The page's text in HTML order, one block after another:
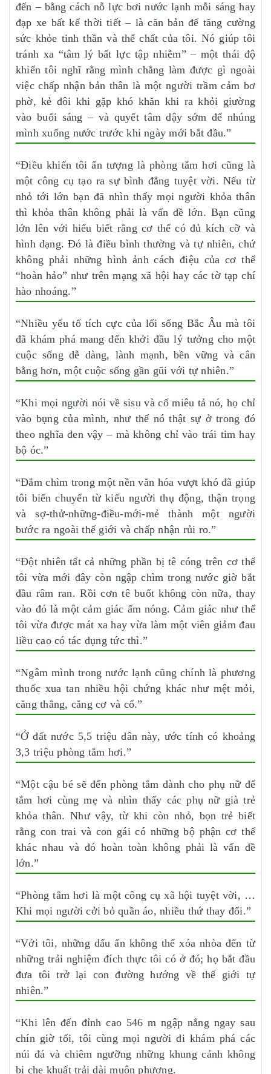
đến – bằng cách nỗ lực bơi nước lạnh mỗi sáng hay
đạp xe bất kể thời tiết – là căn bản để tăng cường
sức khỏe tinh thần và thể chất của tôi. Nó giúp tôi
tránh xa “tâm lý bất lực tập nhiễm” – một thái độ
khiến tôi nghĩ rằng mình chẳng làm được gì ngoài
việc chấp nhận bản thân là một người trầm cảm bơ
phờ, kẻ đôi khi gặp khó khăn khi ra khỏi giường
vào buổi sáng – và quyết tâm dậy sớm để nhúng
mình xuống nước trước khi ngày mới bắt đầu.”
“Điều khiến tôi ấn tượng là phòng tắm hơi cũng là
một công cụ tạo ra sự bình đẳng tuyệt vời. Nếu từ
nhỏ tới lớn bạn đã nhìn thấy mọi người khỏa thân
thì khỏa thân không phải là vấn đề lớn. Bạn cũng
lớn lên với hiểu biết rằng cơ thể có đủ kích cỡ và
hình dạng. Đó là điều bình thường và tự nhiên, chứ
không phải những hình ảnh cách điệu của cơ thể
“hoàn hảo” như trên mạng xã hội hay các tờ tạp chí
hào nhoáng.”
“Nhiều yếu tố tích cực của lối sống Bắc Âu mà tôi
đã khám phá mang đến khởi đầu lý tưởng cho một
cuộc sống dễ dàng, lành mạnh, bền vững và cân
bằng hơn, một cuộc sống gần gũi với tự nhiên.”
“Khi mọi người nói về sisu và cố miêu tả nó, họ chỉ
vào bụng của mình, như thế nó thật sự ở trong đó
theo nghĩa đen vậy – mà không chỉ vào trái tim hay
bộ óc.”
“Đắm chìm trong một nền văn hóa vượt khó đã giúp
tôi biến chuyển từ kiểu người thụ động, thận trọng
và sợ-thử-những-điều-mới-mẻ thành một người
bước ra ngoài thế giới và chấp nhận rủi ro.”
“Đột nhiên tất cả những phần bị tê cóng trên cơ thể
tôi vừa mới đây còn ngập chìm trong nước giờ bắt
đầu râm ran. Rồi cơn tê buốt không còn nữa, thay
vào đó là một cảm giác ấm nóng. Cảm giác như thể
tôi vừa được mát xa hay vừa làm một viên giảm đau
liều cao có tác dụng tức thì.”
“Ngâm mình trong nước lạnh cũng chính là phương
thuốc xua tan nhiều hội chứng khác như mệt mỏi,
căng thẳng, căng cơ và cổ.”
“Ở đất nước 5,5 triệu dân này, ước tính có khoảng
3,3 triệu phòng tắm hơi.”
“Một cậu bé sẽ đến phòng tắm dành cho phụ nữ để
tắm hơi cùng mẹ và nhìn thấy các phụ nữ già trẻ
khỏa thân. Như vậy, từ khi còn nhỏ, bọn trẻ biết
rằng con trai và con gái có những bộ phận cơ thể
khác nhau và đó hoàn toàn không phải là vấn đề
lớn.”
“Phòng tắm hơi là một công cụ xã hội tuyệt vời, …
Khi mọi người cởi bỏ quần áo, nhiều thứ thay đổi.”
“Với tôi, những dấu ấn không thể xóa nhòa đến từ
những trải nghiệm đích thực tôi có ở đó; họ bắt đầu
đưa tôi trở lại con đường hướng về thế giới tự
nhiên.”
“Khi lên đến đỉnh cao 546 m ngập nắng ngay sau
chín giờ tối, tôi cùng mọi người đi khám phá các
núi đá và chiêm ngưỡng những khung cảnh không
bị che khuất trải dài muôn phương.